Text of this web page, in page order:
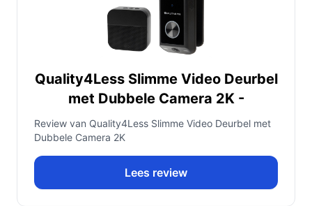
Quality4Less Slimme Video Deurbel
met Dubbele Camera 2K -
Review van Quality4Less Slimme Video Deurbel met
Dubbele Camera 2K
Lees review